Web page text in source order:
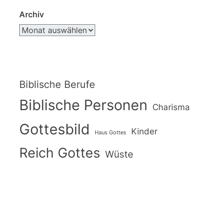
Archiv
Biblische Berufe
Biblische Personen Charisma
Gottesbild Haus Gottes Kinder
Reich Gottes Wüste